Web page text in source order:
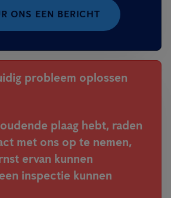
ONS EEN BERICHT
probleem oplossen
plaag hebt, raden
met ons op te nemen,
ervan kunnen
inspectie kunnen